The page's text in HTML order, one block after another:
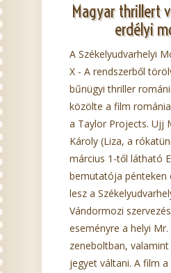
Magyar thrillert
erdélyi
A Székelyudvarhelyi
X - A rendszerből
bűnügyi thriller
közölte a film
a Taylor Projects. Ujj
Károly (Liza, a
március 1-től látható
bemutatója pénteken
lesz a
Vándormozi
eseményre a helyi
zeneboltban,
jegyet váltani. A film a